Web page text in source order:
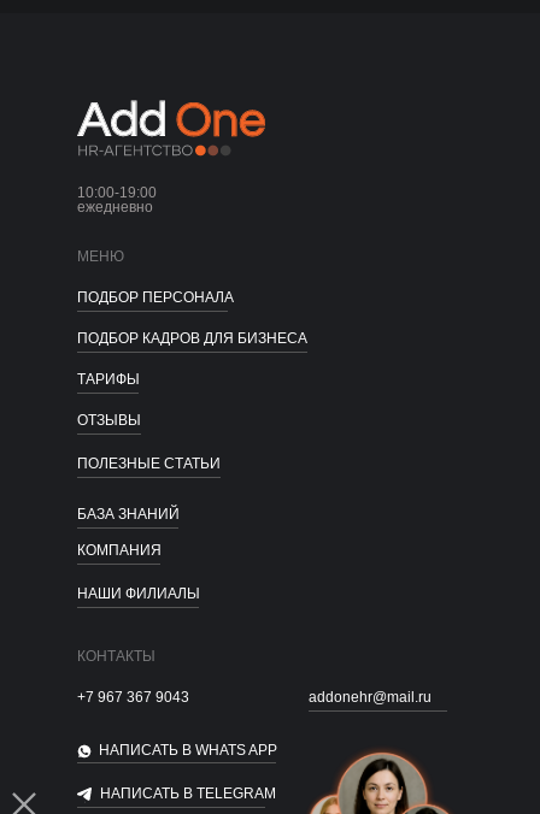
ПОДБОР ПЕРСОНАЛА
ПОЛЕЗНЫЕ СТАТЬИ
ОТЗЫВЫ
ТАРИФЫ
10:00-19:00
ежедневно
МЕНЮ
+7 967 367 9043 addonehr@mail.ru
НАПИСАТЬ В TELEGRAM
НАПИСАТЬ В WHATS APP
КОНТАКТЫ
БАЗА ЗНАНИЙ
ПОДБОР КАДРОВ ДЛЯ БИЗНЕСА
КОМПАНИЯ
НАШИ ФИЛИАЛЫ